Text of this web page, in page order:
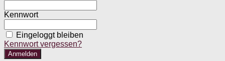
Kennwort
Eingeloggt bleiben
Kennwort vergessen?